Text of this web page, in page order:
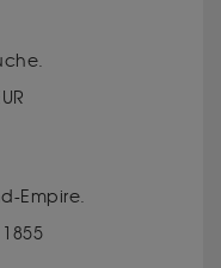
Empire.
1855